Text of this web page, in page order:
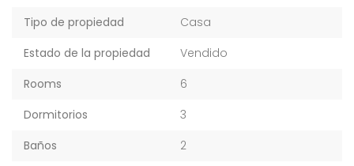
Tipo de propiedad
Casa
Estado de la propiedad
Vendido
Rooms
6
Dormitorios
3
Baños
2